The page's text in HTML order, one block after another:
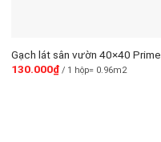
Gạch lát sân vườn 40×40
130.000₫/ 1 hộp= 0.96m2